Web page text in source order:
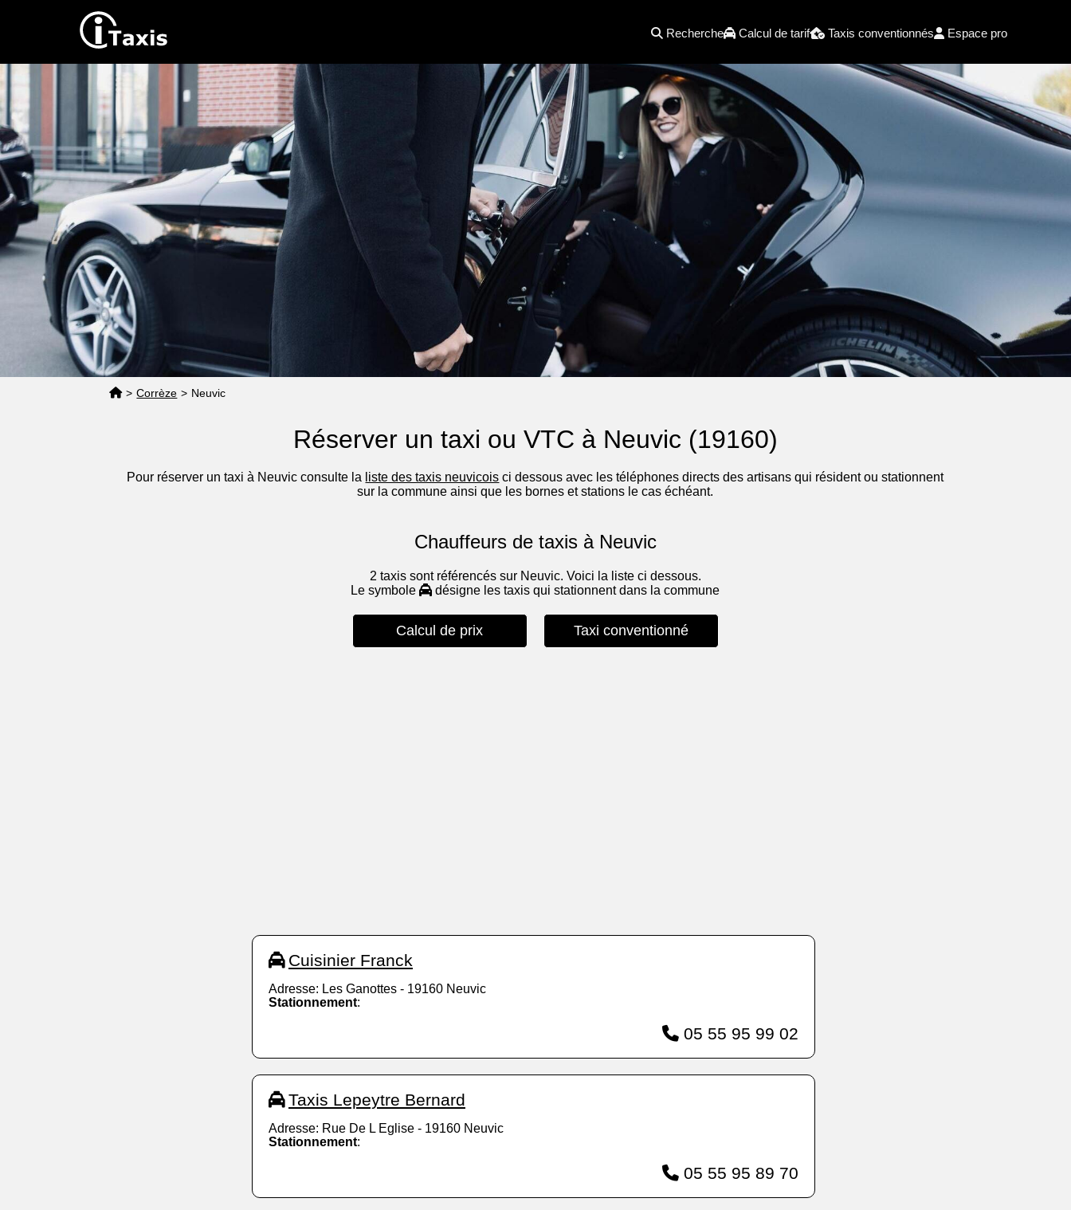
Recherche Calcul de tarif Taxis conventionnés Espace pro
> Corrèze > Neuvic
Réserver un taxi ou VTC à Neuvic (19160)
Pour réserver un taxi à Neuvic consulte la liste des taxis neuvicois ci dessous avec les téléphones directs des artisans qui résident ou stationnent
sur la commune ainsi que les bornes et stations le cas échéant.
Chauffeurs de taxis à Neuvic
2 taxis sont référencés sur Neuvic. Voici la liste ci dessous.
Le symbole
désigne les taxis qui stationnent dans la commune
Calcul de prix Taxi conventionné
Cuisinier Franck
Adresse: Les Ganottes - 19160 Neuvic
Stationnement:
05 55 95 99 02
Taxis Lepeytre Bernard
Adresse: Rue De L Eglise - 19160 Neuvic
Stationnement:
05 55 95 89 70